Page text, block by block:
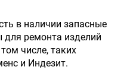
в наличии запасные
для ремонта изделий
числе, таких
и Индезит.